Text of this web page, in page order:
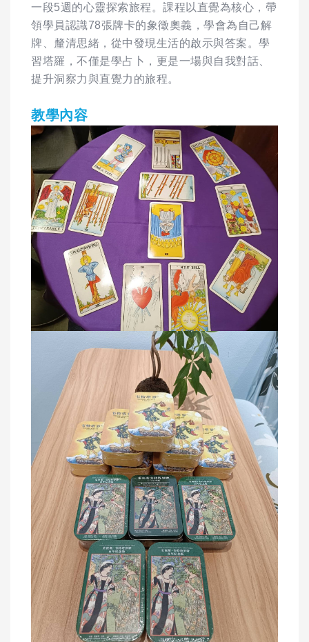
一段5週的心靈探索旅程。課程以直覺為核心，帶
領學員認識78張牌卡的象徵奧義，學會為自己解
牌、釐清思緒，從中發現生活的啟示與答案。學
習塔羅，不僅是學占卜，更是一場與自我對話、
提升洞察力與直覺力的旅程。
教學內容